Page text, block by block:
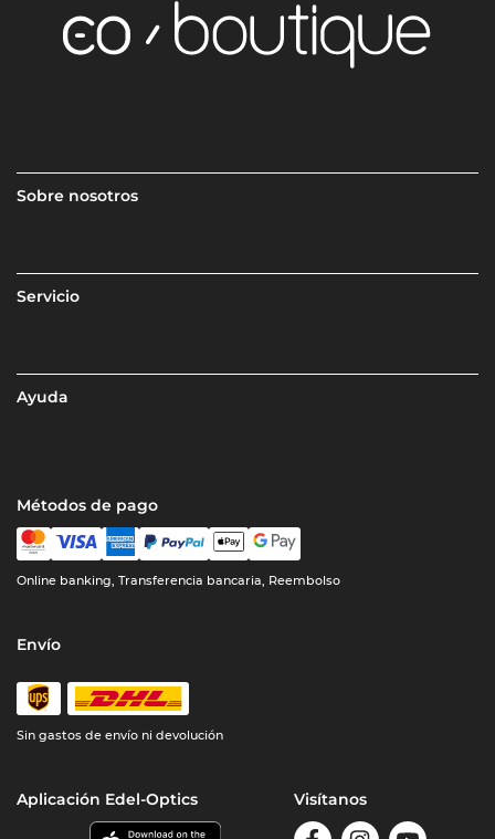
Sobre nosotros
Servicio
Ayuda
Métodos de pago
Online banking, Transferencia bancaria, Reembolso
Envío
Sin gastos de envío ni devolución
Aplicación Edel-Optics Visítanos